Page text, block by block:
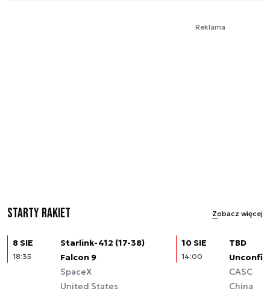
Reklama
Starty rakiet Zobacz więcej
8 SIE
18:35
Starlink-412 (17-38)
Falcon 9
SpaceX
United States
10 SIE
14:00
TBD
CASC
China